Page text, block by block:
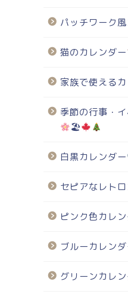
パッチワーク
猫のカレンダー
家族で使える
季節の行事・
🏖
白黒カレンダー
セピアなレト
ピンク色カレ
ブルーカレン
グリーンカレ